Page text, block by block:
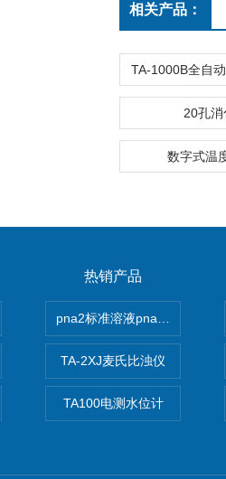
相关产品：
20孔
数字式温
热销产品
pna2标准溶液pna3 pna4
TA-2XJ麦氏比浊仪
TA100电测水位计